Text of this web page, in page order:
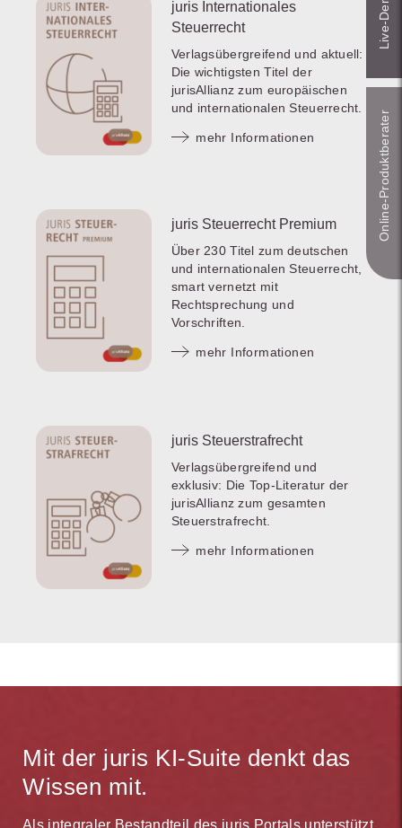
juris Internationales
Steuerrecht
Verlagsübergreifend und aktuell:
Die wichtigsten Titel der
jurisAllianz zum europäischen
und internationalen Steuerrecht.
mehr Informationen
juris Steuerrecht Premium
Über 230 Titel zum deutschen
und internationalen Steuerrecht,
smart vernetzt mit
Rechtsprechung und
Vorschriften.
mehr Informationen
juris Steuerstrafrecht
Verlagsübergreifend und
exklusiv: Die Top-Literatur der
jurisAllianz zum gesamten
Steuerstrafrecht.
mehr Informationen
Mit der juris KI-Suite denkt das
Wissen mit.
Als integraler Bestandteil des juris Portals unterstützt
Online-Produkt­berater